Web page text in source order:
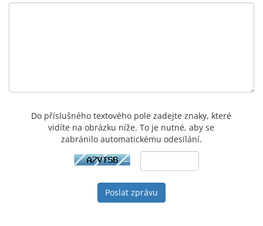
Do příslušného textového pole zadejte znaky, které
vidíte na obrázku níže. To je nutné, aby se
zabránilo automatickému odesílání.
Poslat zprávu